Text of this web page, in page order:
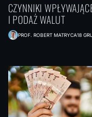
CZYNNIKI
I PODAŻ WALUT
PROF. ROBERT MATRYCA18
GOTÓWKA CZY
–
I WYGODY